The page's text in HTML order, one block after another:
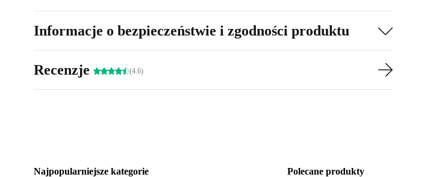
Informacje o bezpieczeństwie i zgodności produktu
Recenzje (4.6)
Najpopularniejsze kategorie Polecane produkty